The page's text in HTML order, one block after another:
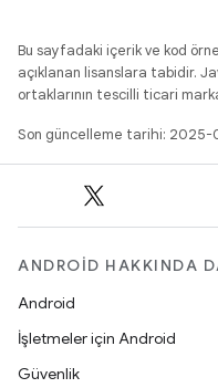
Bu sayfadaki içerik ve kod
açıklanan lisanslara tabidir.
ortaklarının tescilli ticari
Son güncelleme tarihi: 2025-
ANDROID HAKKINDA
Android
İşletmeler için Android
Güvenlik